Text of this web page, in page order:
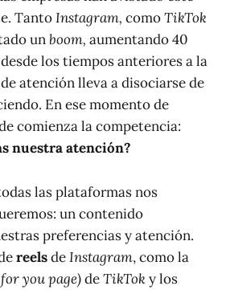
TantoInstagram, comoTikTok
unboom, aumentando 40
los tiempos anteriores a la
atención lleva a disociarse de
En ese momento de
comienza la competencia:
nuestra atención?
las plataformas nos
un contenido
preferencias y atención.
reelsdeInstagram, como la
you page)deTikToky los